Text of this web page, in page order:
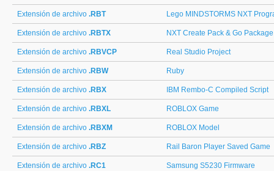
Extensión de archivo .RBT Lego MINDSTORMS NXT
Extensión de archivo .RBTX NXT Create Pack & Go Package
Extensión de archivo .RBVCP Real Studio Project
Extensión de archivo .RBW Ruby
Extensión de archivo .RBX IBM Rembo-C Compiled Script
Extensión de archivo .RBXL ROBLOX Game
Extensión de archivo .RBXM ROBLOX Model
Extensión de archivo .RBZ Rail Baron Player Saved Game
Extensión de archivo .RC1 Samsung S5230 Firmware